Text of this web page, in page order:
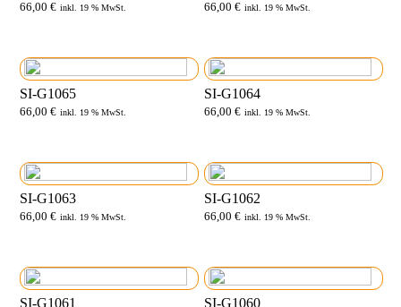
66,00€ inkl. 19 % MwSt. 66,00€ inkl. 19 % MwSt.
SI-G1065
66,00€ inkl. 19 % MwSt.
SI-G1064
66,00€ inkl. 19 % MwSt.
SI-G1063
66,00€ inkl. 19 % MwSt.
SI-G1062
66,00€ inkl. 19 % MwSt.
SI-G1061 SI-G1060